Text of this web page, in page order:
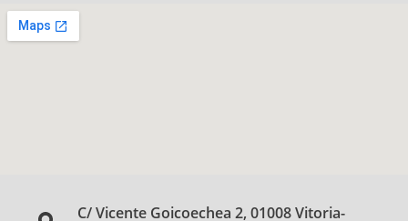
C/ Vicente Goicoechea 2, 01008 Vitoria-